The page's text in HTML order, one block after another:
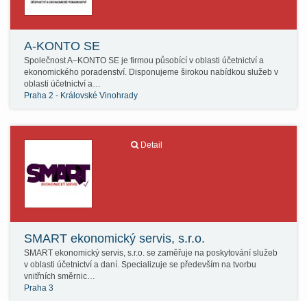
A-KONTO SE
Společnost A–KONTO SE je firmou působící v oblasti účetnictví a
ekonomického poradenství. Disponujeme širokou nabídkou služeb v
oblasti účetnictví a…
Praha 2 - Královské Vinohrady
Detail
SMART ekonomický servis, s.r.o.
SMART ekonomický servis, s.r.o. se zaměřuje na poskytování služeb
v oblasti účetnictví a daní. Specializuje se především na tvorbu
vnitřních směrnic…
Praha 3